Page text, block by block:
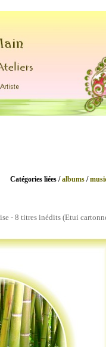
Catégories liées /albums/
- 8 titres inédits (Etui